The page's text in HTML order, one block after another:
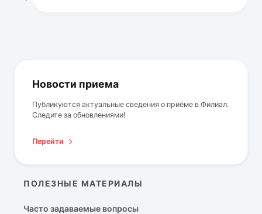
Новости приема
Публикуются актуальные сведения о приёме в Филиал.
Следите за обновлениями!
Перейти
ПОЛЕЗНЫЕ МАТЕРИАЛЫ
Часто задаваемые вопросы